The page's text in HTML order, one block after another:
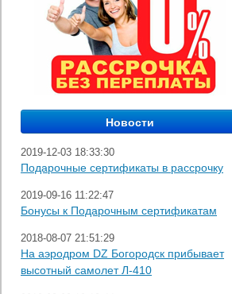
2019-12-03 18:33:30
Подарочные сертификаты в рассрочку
2019-09-16 11:22:47
Бонусы к Подарочным сертификатам
2018-08-07 21:51:29
На аэродром DZ Богородск прибывает
высотный самолет Л-410